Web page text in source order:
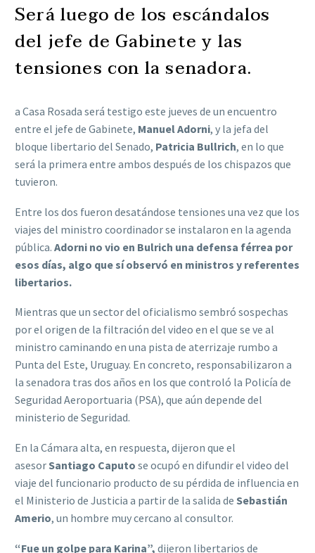
Será luego de los escándalos
del jefe de Gabinete y las
tensiones con la senadora.
a Casa Rosada será testigo este jueves de un encuentro
entre el jefe de Gabinete, Manuel Adorni, y la jefa del
bloque libertario del Senado, Patricia Bullrich, en lo que
será la primera entre ambos después de los chispazos que
tuvieron.
Entre los dos fueron desatándose tensiones una vez que los
viajes del ministro coordinador se instalaron en la agenda
pública. Adorni no vio en Bulrich una defensa férrea por
esos días, algo que sí observó en ministros y referentes
libertarios.
Mientras que un sector del oficialismo sembró sospechas
por el origen de la filtración del video en el que se ve al
ministro caminando en una pista de aterrizaje rumbo a
Punta del Este, Uruguay. En concreto, responsabilizaron a
la senadora tras dos años en los que controló la Policía de
Seguridad Aeroportuaria (PSA), que aún depende del
ministerio de Seguridad.
En la Cámara alta, en respuesta, dijeron que el
asesorSantiago Caputo se ocupó en difundir el video del
viaje del funcionario producto de su pérdida de influencia en
el Ministerio de Justicia a partir de la salida de Sebastián
Amerio, un hombre muy cercano al consultor.
“Fue un golpe para Karina”, dijeron libertarios de